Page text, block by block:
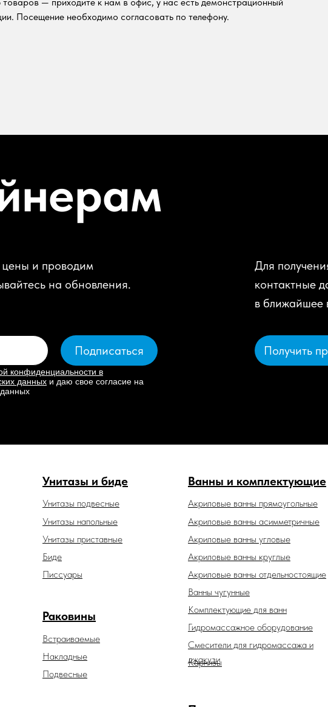
Посещение необходимо согласовать по телефону.
цены и проводим
на обновления.
конфиденциальности в
данных и даю свое согласие на
Подписаться
Для
контактные
в ближайшее
Получить
Унитазы и биде
Унитазы подвесные
Унитазы напольные
Унитазы приставные
Раковины
Встраиваемые
Накладные
Подвесные
Ванны и комплектующие
Акриловые ванны прямоугольные
Биде
Акриловые ванны отдельностоящие
Акриловые ванны асимметричные
Акриловые ванны угловые
Акриловые ванны круглые
Ванны чугунные
Комплектующие для ванн
Гидромассажное оборудование
Смесители для гидромассажа и
джакузи
Карнизы
Писсуары